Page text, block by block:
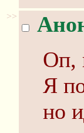
>>
Оп,
Я
но